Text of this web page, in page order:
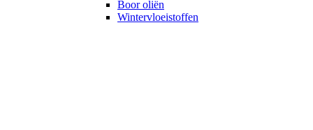
Boor oliën
Wintervloeistoffen